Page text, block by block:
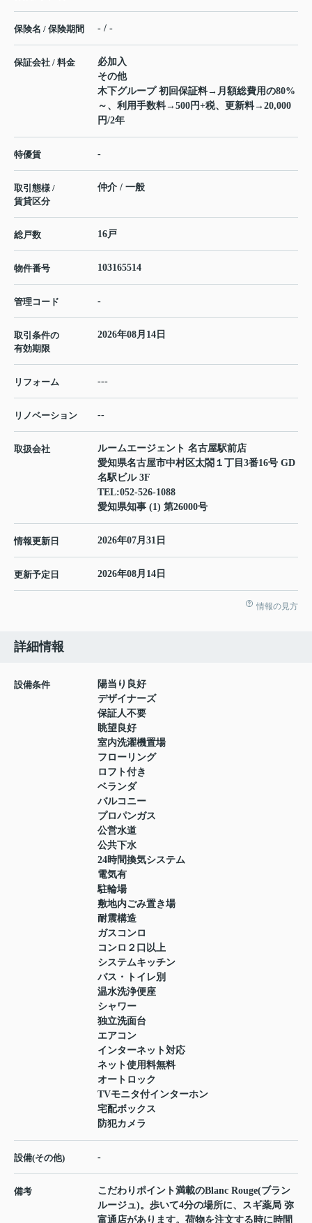
保険名 / 保険期間 - / -
保証会社 / 料金
必加入
その他
木下グループ 初回保証料→月額総費用の80%
～、利用手数料→500円+税、更新料→20,000
円/2年
特優賃 -
取引態様 /
賃貸区分
仲介 / 一般
総戸数 16戸
物件番号 103165514
管理コード -
取引条件の
有効期限
2026年08月14日
リフォーム ---
リノベーション --
取扱会社
ルームエージェント 名古屋駅前店
愛知県名古屋市中村区太閤１丁目3番16号 GD
名駅ビル 3F
TEL:052-526-1088
愛知県知事 (1) 第26000号
情報更新日 2026年07月31日
更新予定日 2026年08月14日
情報の見方
詳細情報
設備条件
陽当り良好
デザイナーズ
保証人不要
眺望良好
室内洗濯機置場
フローリング
ロフト付き
ベランダ
バルコニー
プロパンガス
公営水道
公共下水
24時間換気システム
電気有
駐輪場
敷地内ごみ置き場
耐震構造
ガスコンロ
コンロ２口以上
システムキッチン
バス・トイレ別
温水洗浄便座
シャワー
独立洗面台
エアコン
インターネット対応
ネット使用料無料
オートロック
TVモニタ付インターホン
宅配ボックス
防犯カメラ
設備(その他) -
備考
こだわりポイント満載のBlanc Rouge(ブラン
ルージュ)。歩いて4分の場所に、スギ薬局 弥
富通店があります。荷物を注文する時に時間